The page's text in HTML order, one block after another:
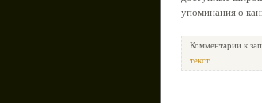
упоминания о
Комментарии к
текст